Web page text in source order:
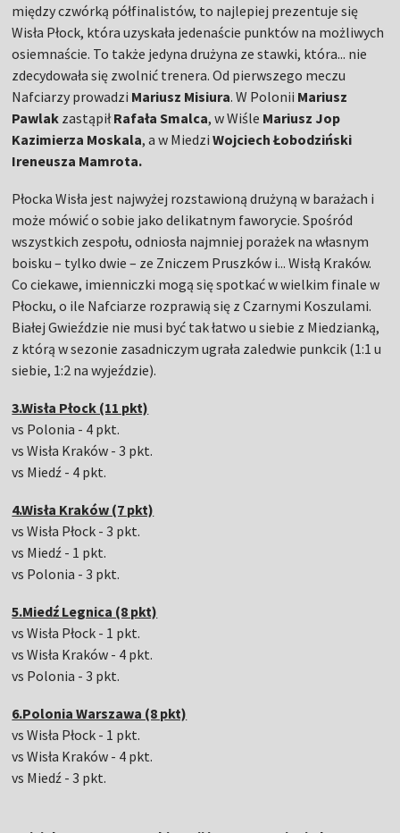
między czwórką półfinalistów, to najlepiej prezentuje się
Wisła Płock, która uzyskała jedenaście punktów na możliwych
osiemnaście. To także jedyna drużyna ze stawki, która... nie
zdecydowała się zwolnić trenera. Od pierwszego meczu
Nafciarzy prowadzi Mariusz Misiura. W Polonii Mariusz
Pawlak zastąpiłRafała Smalca, w Wiśle Mariusz Jop
Kazimierza Moskala, a w MiedziWojciech Łobodziński
Ireneusza Mamrota.
Płocka Wisła jest najwyżej rozstawioną drużyną w barażach i
może mówić o sobie jako delikatnym faworycie. Spośród
wszystkich zespołu, odniosła najmniej porażek na własnym
boisku – tylko dwie – ze Zniczem Pruszków i... Wisłą Kraków.
Co ciekawe, imienniczki mogą się spotkać w wielkim finale w
Płocku, o ile Nafciarze rozprawią się z Czarnymi Koszulami.
Białej Gwieździe nie musi być tak łatwo u siebie z Miedzianką,
z którą w sezonie zasadniczym ugrała zaledwie punkcik (1:1 u
siebie, 1:2 na wyjeździe).
3.Wisła Płock (11 pkt)
vs Polonia - 4 pkt.
vs Wisła Kraków - 3 pkt.
vs Miedź - 4 pkt.
4.Wisła Kraków (7 pkt)
vs Wisła Płock - 3 pkt.
vs Miedź - 1 pkt.
vs Polonia - 3 pkt.
5.Miedź Legnica (8 pkt)
vs Wisła Płock - 1 pkt.
vs Wisła Kraków - 4 pkt.
vs Polonia - 3 pkt.
6.Polonia Warszawa (8 pkt)
vs Wisła Płock - 1 pkt.
vs Wisła Kraków - 4 pkt.
vs Miedź - 3 pkt.